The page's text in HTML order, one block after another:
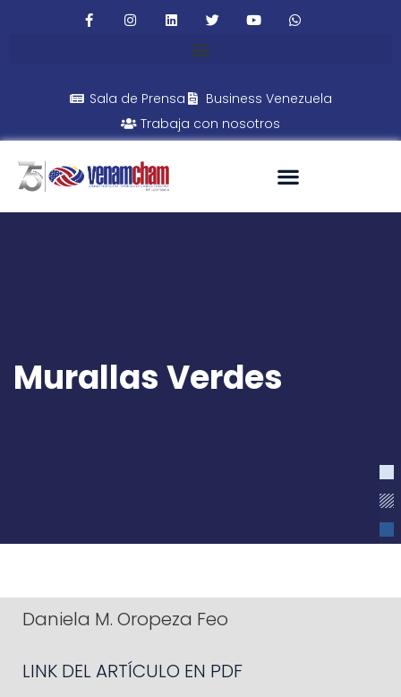
Sala de Prensa
Business Venezuela
Trabaja con nosotros
Murallas Verdes
Daniela M. Oropeza Feo
LINK DEL ARTÍCULO EN PDF